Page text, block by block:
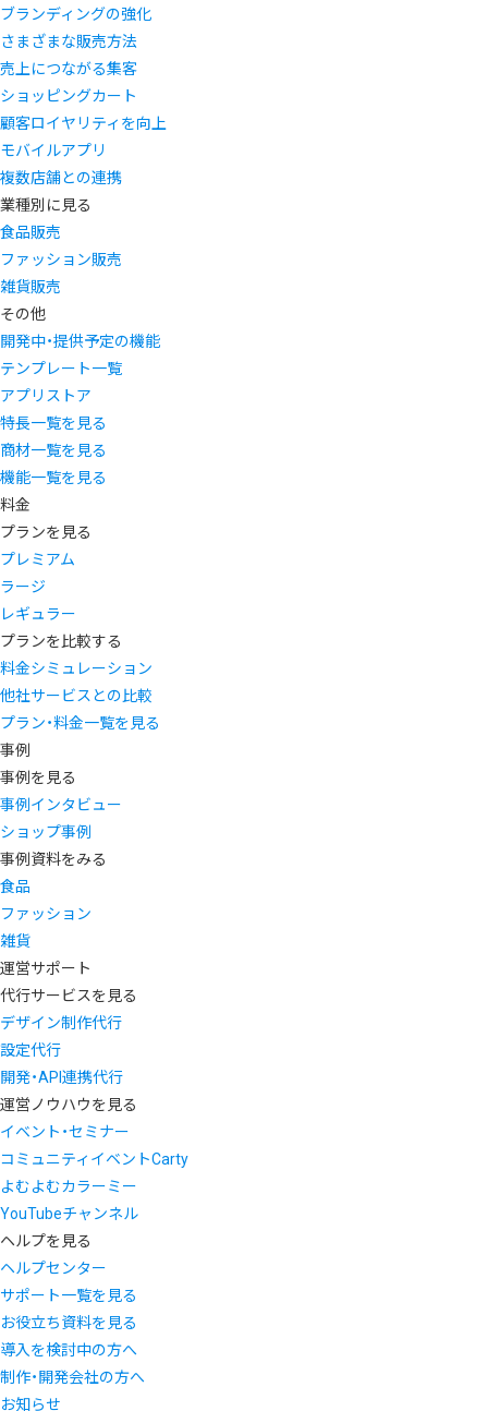
ブランディングの強化
さまざまな販売方法
売上につながる集客
ショッピングカート
顧客ロイヤリティを向上
モバイルアプリ
複数店舗との連携
業種別に見る
食品販売
ファッション販売
雑貨販売
その他
開発中・提供予定の機能
テンプレート一覧
アプリストア
特長一覧を見る
商材一覧を見る
機能一覧を見る
料金
プランを見る
プレミアム
ラージ
レギュラー
プランを比較する
料金シミュレーション
他社サービスとの比較
プラン・料金一覧を見る
事例
事例を見る
事例インタビュー
ショップ事例
事例資料をみる
食品
ファッション
雑貨
運営サポート
代行サービスを見る
デザイン制作代行
設定代行
開発・API連携代行
運営ノウハウを見る
イベント・セミナー
コミュニティイベントCarty
よむよむカラーミー
YouTubeチャンネル
ヘルプを見る
ヘルプセンター
サポート一覧を見る
お役立ち資料を見る
導入を検討中の方へ
制作・開発会社の方へ
お知らせ